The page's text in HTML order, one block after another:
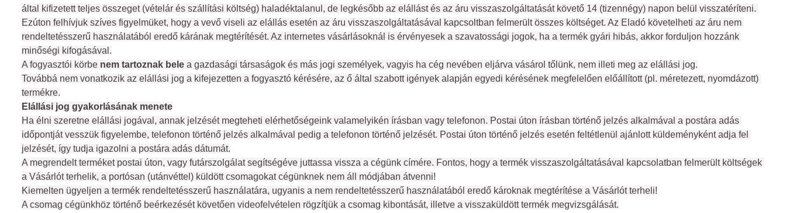
által kifizetett teljes összeget (vételár és szállítási költség) haladéktalanul, de legkésőbb az elállást és az áru visszaszolgáltatását követő 14 (tizennégy) napon belül visszatéríteni.
Ezúton felhívjuk szíves figyelmüket, hogy a vevő viseli az elállás esetén az áru visszaszolgáltatásával kapcsoltban felmerült összes költséget. Az Eladó követelheti az áru nem
rendeltetésszerű használatából eredő kárának megtérítését. Az internetes vásárlásoknál is érvényesek a szavatossági jogok, ha a termék gyári hibás, akkor forduljon hozzánk
minőségi kifogásával.
A fogyasztói körbe nem tartoznak bele a gazdasági társaságok és más jogi személyek, vagyis ha cég nevében eljárva vásárol tőlünk, nem illeti meg az elállási jog.
Továbbá nem vonatkozik az elállási jog a kifejezetten a fogyasztó kérésére, az ő által szabott igények alapján egyedi kérésének megfelelően előállított (pl. méretezett, nyomdázott)
termékre.
Elállási jog gyakorlásának menete
Ha élni szeretne elállási jogával, annak jelzését megteheti elérhetőségeink valamelyikén írásban vagy telefonon. Postai úton írásban történő jelzés alkalmával a postára adás
időpontját vesszük figyelembe, telefonon történő jelzés alkalmával pedig a telefonon történő jelzését. Postai úton történő jelzés esetén feltétlenül ajánlott küldeményként adja fel
jelzését, így tudja igazolni a postára adás dátumát.
A megrendelt terméket postai úton, vagy futárszolgálat segítségéve juttassa vissza a cégünk címére. Fontos, hogy a termék visszaszolgáltatásával kapcsolatban felmerült költségek
a Vásárlót terhelik, a portósan (utánvéttel) küldött csomagokat cégünknek nem áll módjában átvenni!
Kiemelten ügyeljen a termék rendeltetésszerű használatára, ugyanis a nem rendeltetésszerű használatából eredő károknak megtérítése a Vásárlót terheli!
A csomag cégünkhöz történő beérkezését követően videofelvételen rögzítjük a csomag kibontását, illetve a visszaküldött termék megvizsgálását.